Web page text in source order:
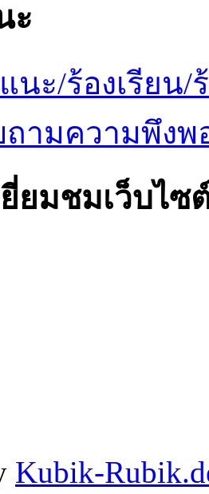
ะ
นะ/ร้องเรียน/
ามความพึงพ
ยมชมเว็บไซ
Kubik-